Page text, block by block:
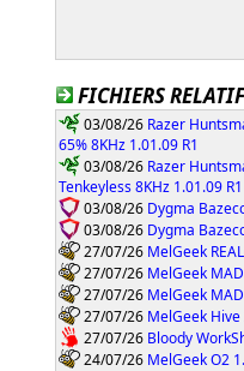
FICHIERS
03/08/26 Razer
65% 8KHz 1.01.09 R1
03/08/26 Razer
Tenkeyless 8KHz 1.01.09 R1
03/08/26 Dygma
03/08/26 Dygma
27/07/26 MelGeek
27/07/26 MelGeek
27/07/26 MelGeek
27/07/26 MelGeek Hive
27/07/26 Bloody
24/07/26 MelGeek O2